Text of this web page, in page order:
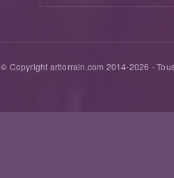
© Copyright artlorrain.com 2014-2026 -